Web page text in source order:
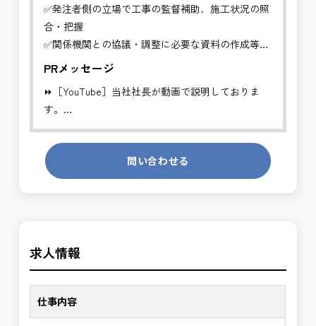
✅発注者側の立場で工事の監督補助、施工状況の照
合・把握
✅関係機関との協議・調整に必要な資料の作成等
質管理、設計変
更などの支援を行います。
※基本的に、土日祝祭日は、休日となります。
＊受注が多く、増員募集しております。
か？
PRメッセージ
⏩［YouTube］当社社長が動画で説明しておりま
す。
https://youtube.com/channel/
発注者側の立場で業務を行う、やりがいのあるお仕
事です。
長期的にお仕事が出来る方を募集しております。
✅ストレスのない、上下関係を気にしなくてもよい
職場環境
✅「仕事のやりがい」と「賃金」のバランスを大切
に致します。
問い合わせる
求人情報
仕事内容